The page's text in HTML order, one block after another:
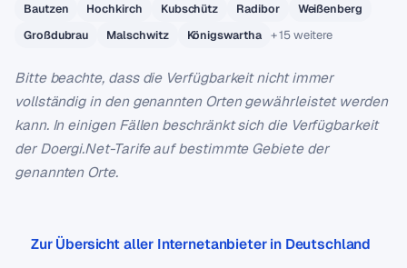
Bautzen
Hochkirch Kubschütz Radibor
Weißenberg
Großdubrau
Malschwitz Königswartha + 15 weitere
Bitte beachte, dass die Verfügbarkeit nicht immer
vollständig in den genannten Orten gewährleistet werden
kann. In einigen Fällen beschränkt sich die Verfügbarkeit
der Doergi.Net-Tarife auf bestimmte Gebiete der
genannten Orte.
Zur Übersicht aller Internetanbieter in Deutschland